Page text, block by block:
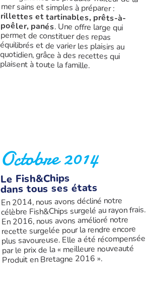
mer sains et simples à préparer :
rillettes et tartinables, prêts-à-
poêler, panés. Une offre large qui
permet de constituer des repas
équilibrés et de varier les plaisirs au
quotidien, grâce à des recettes qui
plaisent à toute la famille.
Octobre 2014
Le Fish&Chips
dans tous ses états
En 2014, nous avons décliné notre
célèbre Fish&Chips surgelé au rayon frais.
En 2016, nous avons amélioré notre
recette surgelée pour la rendre encore
plus savoureuse. Elle a été récompensée
par le prix de la « meilleure nouveauté
Produit en Bretagne 2016 ».